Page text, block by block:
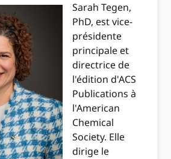
Sarah Tegen,
PhD, est vice-
présidente
principale et
directrice de
l'édition d'ACS
Publications à
l'American
Chemical
Society. Elle
dirige le